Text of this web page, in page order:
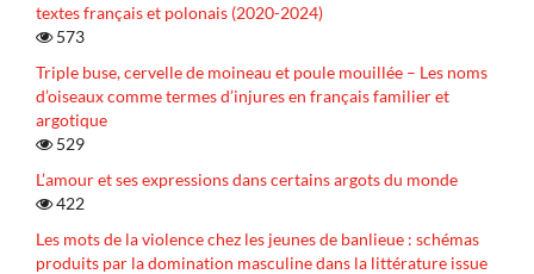
textes français et polonais (2020-2024)
573
Triple buse, cervelle de moineau et poule mouillée – Les noms
d’oiseaux comme termes d’injures en français familier et
argotique
529
L’amour et ses expressions dans certains argots du monde
422
Les mots de la violence chez les jeunes de banlieue : schémas
produits par la domination masculine dans la littérature issue